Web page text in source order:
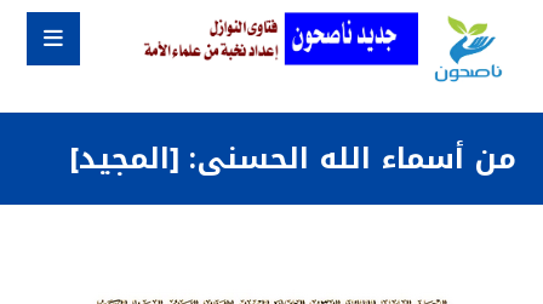
من أسماء الله الحسنى: [المجيد]